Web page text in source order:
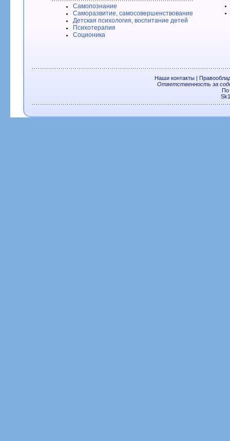
Самопознание
Саморазвитие, самосовершенствование
Детская психология, воспитание детей
Психотерапия
Соционика
Наши контакты|
Ответственность за
По